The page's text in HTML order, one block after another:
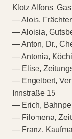
Klotz Alfons,
— Alois, Frächter
— Aloisia,
— Anton, Dr.,
— Antonia,
— Elise,
— Engelbert,
Innstraße 15
— Erich,
— Filomena,
— Franz,